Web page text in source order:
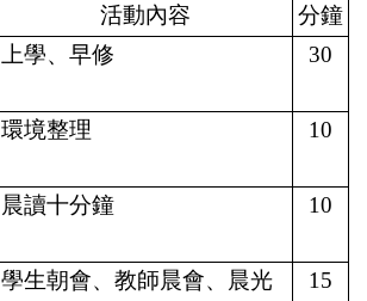
活動內容
分鐘
上學、早修 30
環境整理 10
晨讀十分鐘 10
學生朝會、教師晨會、晨光
15